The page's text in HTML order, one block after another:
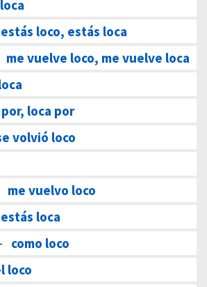
estás loco, estás loca
me vuelve loco, me vuelve loca
loca por
volvió loco
me vuelvo loco
estás loca
como loco
loco